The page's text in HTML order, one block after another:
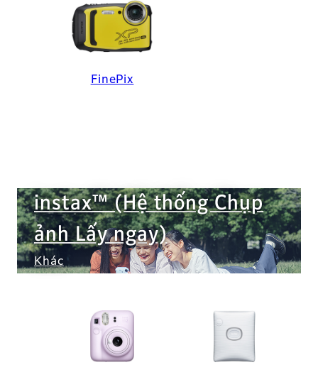
FinePix
instax™ (Hệ thống Chụp
ảnh Lấy ngay)
Khác